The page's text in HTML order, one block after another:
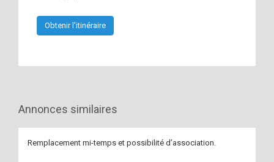
Annonces similaires
Remplacement mi-temps et possibilité d’association.